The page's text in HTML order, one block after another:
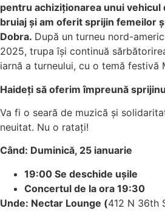
pentru achiziționarea unui vehicul
bruiaj și am oferit sprijin femeilor
Dobra. După un turneu nord-
2025, trupa își continuă
iarnă a turneului, cu o temă festivă
Haideți să oferim împreună
Va fi o seară de muzică și
neuitat. Nu o ratați!
Când: Duminică, 25 ianuarie
19:00 Se deschide ușile
Concertul de la ora 19:30
Unde: Nectar Lounge (412 N 36th